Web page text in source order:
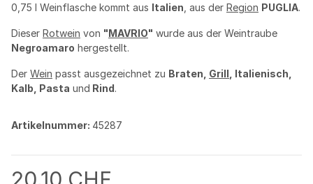
0,75 l Weinflasche kommt aus Italien , aus der Region PUGLIA.
Dieser Rotwein von "MAVRIO" wurde aus der Weintraube
Negroamaro hergestellt.
Der Wein passt ausgezeichnet zu Braten, Grill , Italienisch,
Kalb, Pasta und Rind.
Artikelnummer: 45287